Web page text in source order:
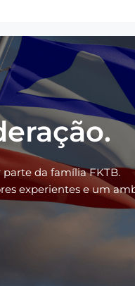
da família FKTB.
experientes e um